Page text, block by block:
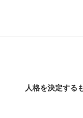
人格を決定する